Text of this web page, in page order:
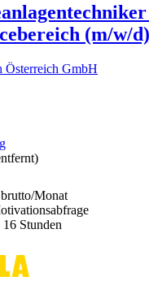
(m/w/d)
Österreich GmbH
Monat
Stunden